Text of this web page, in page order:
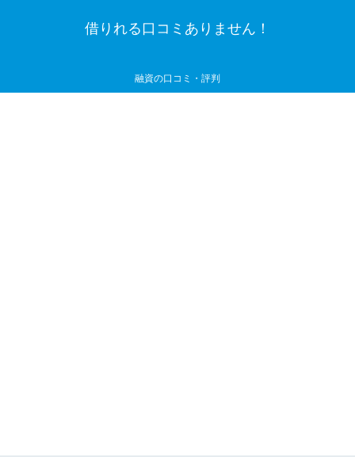
借りれる口コミありません！
融資の口コミ・評判